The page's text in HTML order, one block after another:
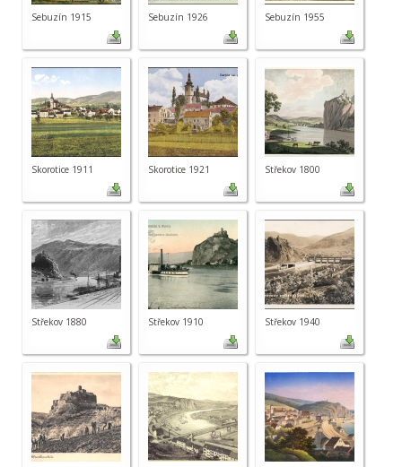
Sebuzín 1915 Sebuzín 1926 Sebuzín 1955
Skorotice 1911 Skorotice 1921 Střekov 1800
Střekov 1880 Střekov 1910 Střekov 1940